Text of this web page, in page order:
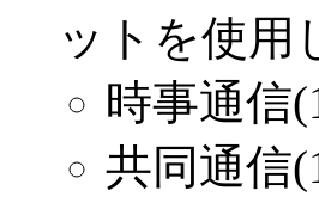
ットを使用
時事通信
共同通信